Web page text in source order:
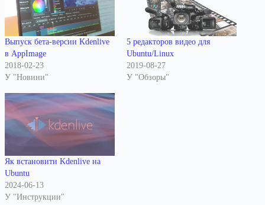
Выпуск бета-версии Kdenlive
в AppImage
2018-02-23
У "Новини"
5 редакторов видео для
Ubuntu/Linux
2019-08-27
У "Обзоры"
Як встановити Kdenlive на
Ubuntu
2024-06-13
У "Инструкции"